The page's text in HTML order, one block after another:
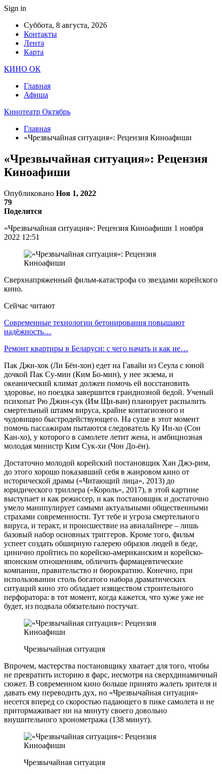
Sign in
Суббота, 8 августа, 2026
Контакты
Лента
Карта
КИНО ОК
Главная
Афиша
Кинотеатр Октябрь
Главная
«Чрезвычайная ситуация»: Рецензия Киноафиши
«Чрезвычайная ситуация»: Рецензия
Киноафиши
Опубликовано Ноя 1, 2022
79
Поделится
«Чрезвычайная ситуация»: Рецензия Киноафиши 1 ноября
2022 12:51
Сверхнапряженный фильм-катастрофа со звездами корейского
кино.
Сейчас читают
Современные технологии бетонирования повышают
надёжность…
Ремонт квартиры в Беларуси: с чего начать и как не…
Пак Джи-хок (Ли Бён-хон) едет на Гавайи из Сеула с юной
дочкой Пак Су-мин (Ким Бо-мин), у нее экзема, и
океанический климат должен помочь ей восстановить
здоровье, но поездка завершится грандиозной бедой. Ученый
психопат Рю Джин-сук (Им Щи-ван) планирует распылить
смертельный штамм вируса, крайне контагиозного и
чудовищно быстродействующего. На суше в этот момент
помочь пассажирам пытаются следователь Ку Ин-хо (Сон
Кан-хо), у которого в самолете летит жена, и амбициозная
молодая министр Ким Сук-хи (Чон До-ён).
Достаточно молодой корейский постановщик Хан Джэ-рим,
до этого хорошо показавший себя в жанровом кино от
исторической драмы («Читающий лица», 2013) до
юридического триллера («Король», 2017), в этой картине
выступает и как режиссер, и как постановщик и достаточно
умело манипулирует самыми актуальными общественными
страхами современности. Тут тебе и угроза смертельного
вируса, и теракт, и происшествие на авиалайнере – лишь
базовый набор основных триггеров. Кроме того, фильм
успеет создать обширную галерею образов людей в беде,
цинично пройтись по корейско-американским и корейско-
японским отношениям, обличить фармацевтические
компании, правительство и бюрократию. Конечно, при
использовании столь богатого набора драматических
ситуаций кино это обладает изяществом строительного
перфоратора: в тот момент, когда кажется, что хуже уже не
будет, из подвала обязательно постучат.
Чрезвычайная ситуация
Впрочем, мастерства постановщику хватает для того, чтобы
не превратить историю в фарс, несмотря на сверхдинамичный
сюжет. В современном кино больше принято жалеть зрителя и
давать ему переводить дух, но «Чрезвычайная ситуация»
несется вперед со скоростью падающего в пике самолета и не
притормаживает ни на минуту своего довольно
внушительного хронометража (138 минут).
Чрезвычайная ситуация